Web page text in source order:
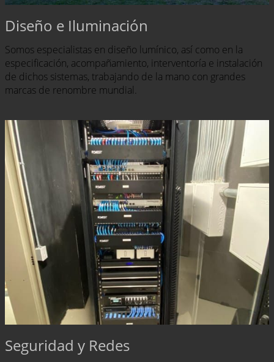
Diseño e Iluminación
Somos especialistas en diseño lumínico, así como en la
especificación, acompañamiento, interventoría e instalación
de dichos sistemas, trabajando de la mano con grandes
marcas de renombre mundial.
Seguridad y Redes